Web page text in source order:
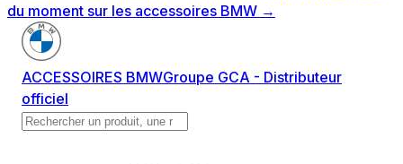
du moment sur les accessoires BMW →
ACCESSOIRES BMWGroupe GCA - Distributeur
officiel